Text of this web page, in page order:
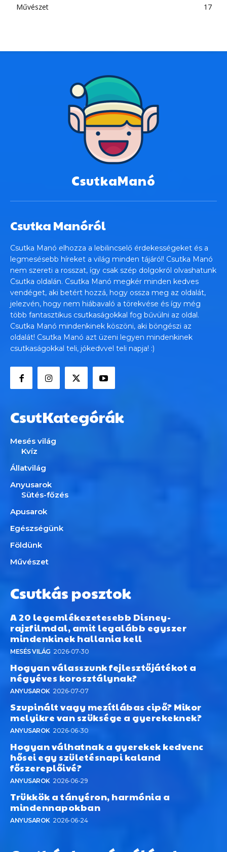
Művészet
17
CsutkaManó
Csutka Manóról
Csutka Manó elhozza a lebilincselő érdekességeket és a
legmesésebb híreket a világ minden tájáról! Csutka Manó
nem szereti a rosszat, így csak szép dolgokról olvashatunk
Csutka oldalán. Csutka Manó megkér minden kedves
vendéget, aki betért hozzá, hogy ossza meg az oldalát,
jelezvén, hogy nem hiábavaló a törekvése és így még
több fantasztikus csutkaságokkal fog bűvülni az oldal.
Csutka Manó mindenkinek köszöni, aki böngészi az
oldalát! Csutka Manó azt üzeni legyen mindenkinek
csutkaságokkal teli, jókedvvel teli napja! :)
CsutKategórák
Mesés világ
Kvíz
Állatvilág
Anyusarok
Sütés-főzés
Apusarok
Egészségünk
Földünk
Művészet
Csutkás posztok
A 20 legemlékezetesebb Disney-
rajzfilmdal, amit legalább egyszer
mindenkinek hallania kell
MESÉS VILÁG 2026-07-30
Hogyan válasszunk fejlesztőjátékot a
négyéves korosztálynak?
ANYUSAROK 2026-07-07
Szupinált vagy mezítlábas cipő? Mikor
melyikre van szüksége a gyerekeknek?
ANYUSAROK 2026-06-30
Hogyan válhatnak a gyerekek kedvenc
hősei egy születésnapi kaland
főszereplőivé?
ANYUSAROK 2026-06-29
Trükkök a tányéron, harmónia a
mindennapokban
ANYUSAROK 2026-06-24